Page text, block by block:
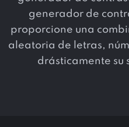
generador de
proporcione una
aleatoria de letras,
drásticamente su